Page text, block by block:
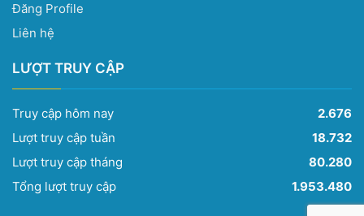
Đăng Profile
Liên hệ
LƯỢT TRUY CẬP
Truy cập hôm nay
2.676
Lượt truy cập tuần
18.732
Lượt truy cập tháng
80.280
Tổng lượt truy cập
1.953.480